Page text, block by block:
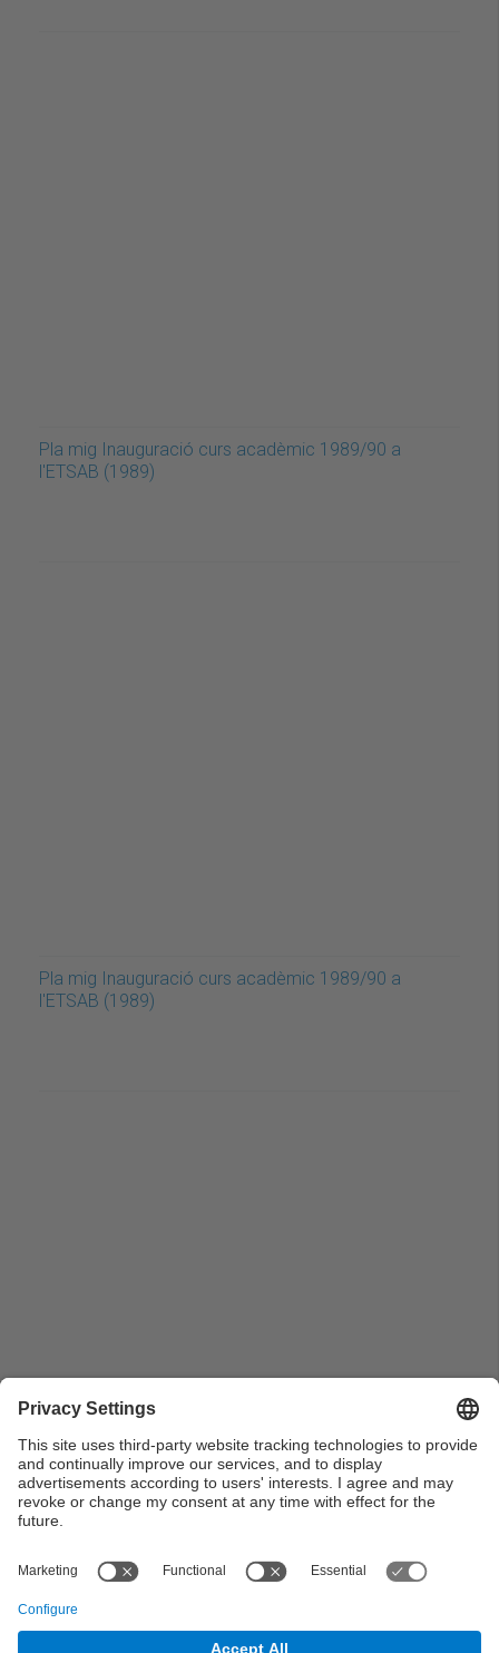
Pla mig Inauguració curs acadèmic 1989/90 a
l'ETSAB (1989)
Pla mig Inauguració curs acadèmic 1989/90 a
l'ETSAB (1989)
Projecte de restauració del conjunt monumental de la
font-cascada del Parc de la Ciutadella